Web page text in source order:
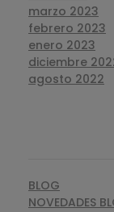
marzo 2023
febrero 2023
enero 2023
diciembre
agosto 2022
BLOG
NOVEDADES